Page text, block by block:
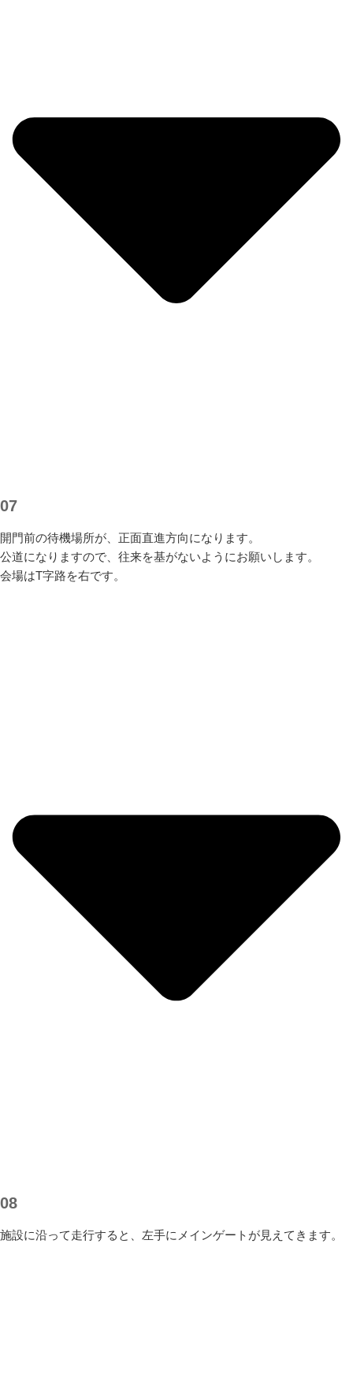
07
開門前の待機場所が、正面直進方向になります。
公道になりますので、往来を基がないようにお願いします。
会場はT字路を右です。
08
施設に沿って走行すると、左手にメインゲートが見えてきます。